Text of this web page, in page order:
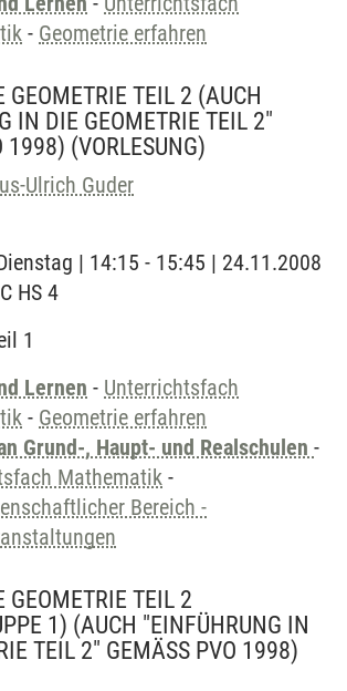
- Geometrie erfahren
GEOMETRIE TEIL 2 (AUCH
IN DIE GEOMETRIE TEIL 2"
1998) (VORLESUNG)
Ulrich Guder
| 14:15 - 15:45 | 24.11.2008
HS 4
1
Lernen - Unterrichtsfach
- Geometrie erfahren
Grund-, Haupt- und Realschulen -
Mathematik -
Bereich -
GEOMETRIE TEIL 2
1) (AUCH "EINFÜHRUNG IN
TEIL 2" GEMÄSS PVO 1998)